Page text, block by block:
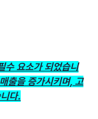
수 요소가 되었습니
출을 증가시키며, 고
다.